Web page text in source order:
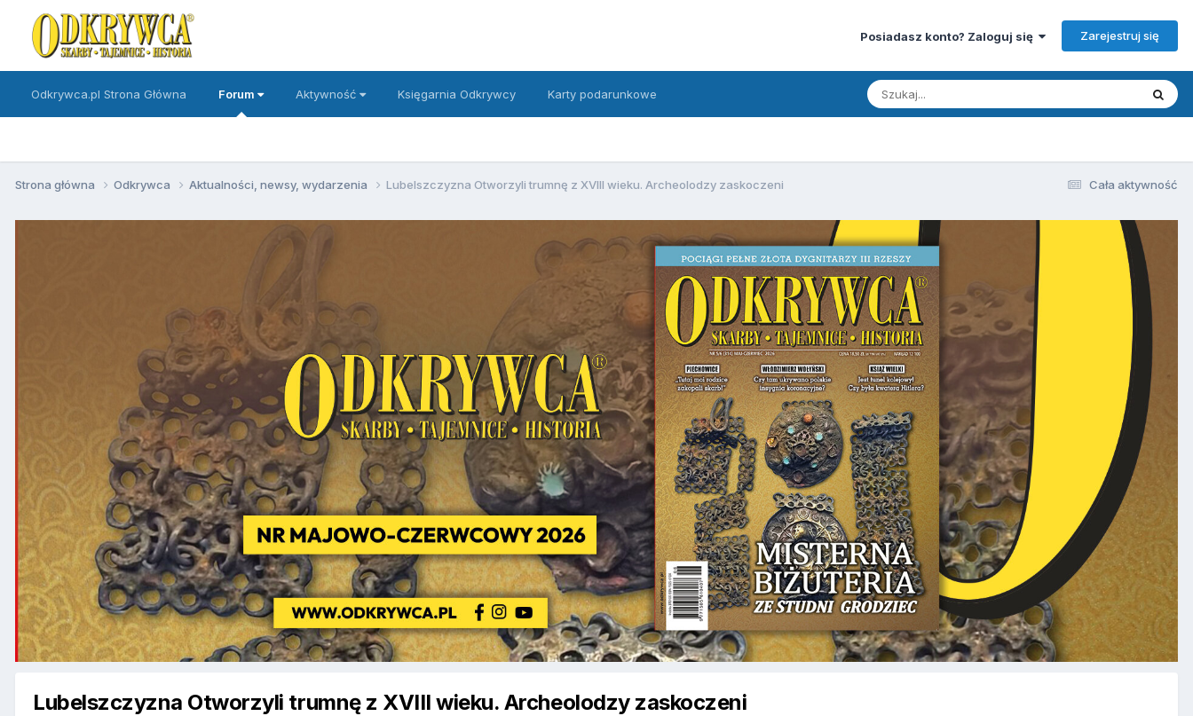
Posiadasz konto? Zaloguj się Zarejestruj się
Odkrywca.pl Strona Główna Forum Aktywność Księgarnia Odkrywcy Karty podarunkowe
Cała aktywność
Strona główna Odkrywca Aktualności, newsy, wydarzenia Lubelszczyzna Otworzyli trumnę z XVIII wieku. Archeolodzy zaskoczeni
Lubelszczyzna Otworzyli trumnę z XVIII wieku. Archeolodzy zaskoczeni